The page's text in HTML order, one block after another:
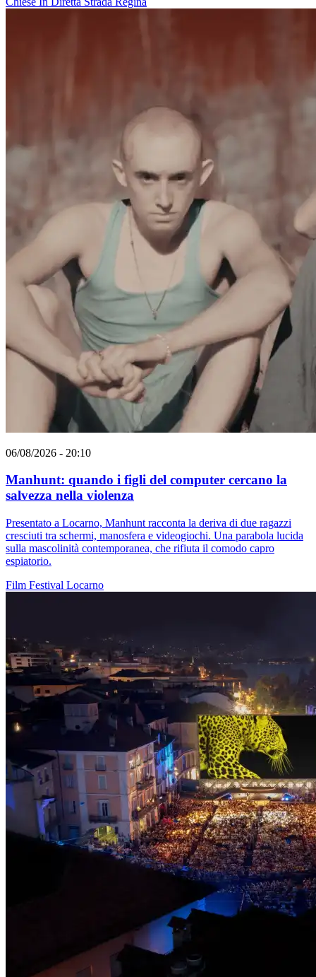
06/08/2026 - 20:10
Manhunt: quando i figli del computer cercano la
salvezza nella violenza
Presentato a Locarno, Manhunt racconta la deriva di due ragazzi
cresciuti tra schermi, manosfera e videogiochi. Una parabola lucida
sulla mascolinità contemporanea, che rifiuta il comodo capro
espiatorio.
Film Festival Locarno